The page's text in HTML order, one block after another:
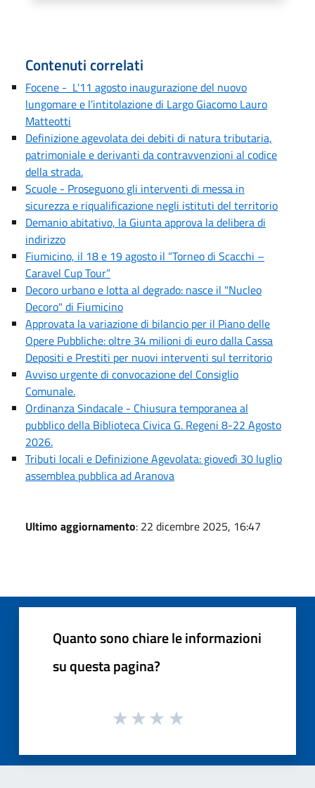
Contenuti correlati
Focene - L'11 agosto inaugurazione del nuovo
lungomare e l’intitolazione di Largo Giacomo Lauro
Matteotti
Definizione agevolata dei debiti di natura tributaria,
patrimoniale e derivanti da contravvenzioni al codice
della strada.
Scuole - Proseguono gli interventi di messa in
sicurezza e riqualificazione negli istituti del territorio
Demanio abitativo, la Giunta approva la delibera di
indirizzo
Fiumicino, il 18 e 19 agosto il “Torneo di Scacchi –
Caravel Cup Tour”
Decoro urbano e lotta al degrado: nasce il "Nucleo
Decoro" di Fiumicino
Approvata la variazione di bilancio per il Piano delle
Opere Pubbliche: oltre 34 milioni di euro dalla Cassa
Depositi e Prestiti per nuovi interventi sul territorio
Avviso urgente di convocazione del Consiglio
Comunale.
Ordinanza Sindacale - Chiusura temporanea al
pubblico della Biblioteca Civica G. Regeni 8-22 Agosto
2026.
Tributi locali e Definizione Agevolata: giovedì 30 luglio
assemblea pubblica ad Aranova
Ultimo aggiornamento: 22 dicembre 2025, 16:47
Quanto sono chiare le informazioni
su questa pagina?